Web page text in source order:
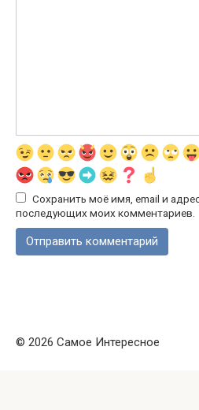
Сохранить моё имя, email и
последующих моих комментариев.
© 2026 Самое Интересное